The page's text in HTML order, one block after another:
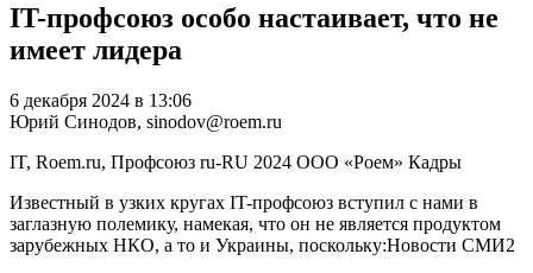
IT-профсоюз особо настаивает, что не
имеет лидера
6 декабря 2024 в 13:06
Юрий Синодов, sinodov@roem.ru
IT, Roem.ru, Профсоюз ru-RU 2024 ООО «Роем» Кадры
Известный в узких кругах IT-профсоюз вступил с нами в
заглазную полемику, намекая, что он не является продуктом
зарубежных НКО, а то и Украины, поскольку:Новости СМИ2